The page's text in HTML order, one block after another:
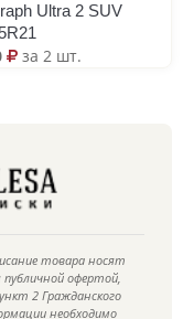
Ultra 2 SUV
за 2 шт.
товара носят
офертой,
2 Гражданского
необходимо